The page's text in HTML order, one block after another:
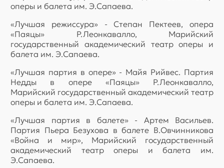
оперы и балета им. Э.Сапаева.
«Лучшая режиссура» - Степан Пектеев, опера
«Паяцы» Р.Леонкавалло, Марийский
государственный академический театр оперы и
балета им. Э.Сапаева.
«Лучшая партия в опере» - Майя Рийвес. Партия
Недды в опере «Паяцы» Р.Леонкавалло,
Марийский государственный академический театр
оперы и балета им. Э.Сапаева.
«Лучшая партия в балете» - Артем Васильев.
Партия Пьера Безухова в балете В.Овчинникова
«Война и мир», Марийский государственный
академический театр оперы и балета им.
Э.Сапаева.